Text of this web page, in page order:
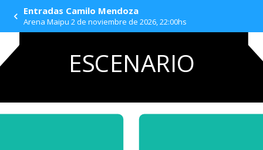
Entradas Camilo Mendoza
Arena Maipu 2 de noviembre de 2026, 22:00hs
ESCENARIO